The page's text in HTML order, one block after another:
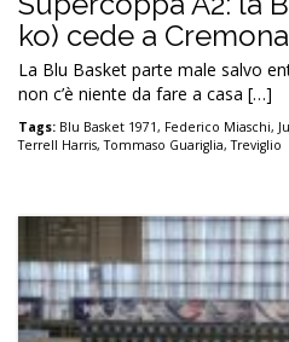
ko) cede a Cremona
La Blu Basket parte male salvo
non c’è niente da fare a casa […]
Tags: Blu Basket 1971, Federico Miaschi,
Terrell Harris,Tommaso Guariglia,Treviglio